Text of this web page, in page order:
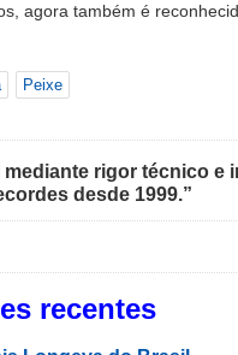
agora também é
Peixe
rigor técnico e
desde 1999.”
recentes